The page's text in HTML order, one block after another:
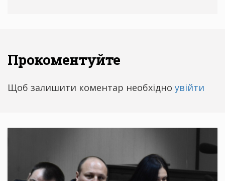
Прокоментуйте
Щоб залишити коментар необхідно увійти